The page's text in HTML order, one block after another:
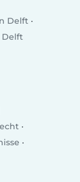
Delft
Delft